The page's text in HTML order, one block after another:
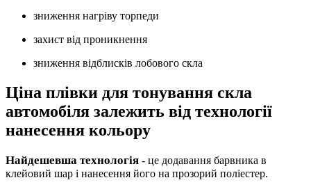
зниження нагріву торпеди
захист від проникнення
зниження відблисків лобового скла
Ціна плівки для тонування скла
автомобіля залежить від технології
нанесення кольору
Найдешевша технологія - це додавання барвника в
клейовий шар і нанесення його на прозорий поліестер.